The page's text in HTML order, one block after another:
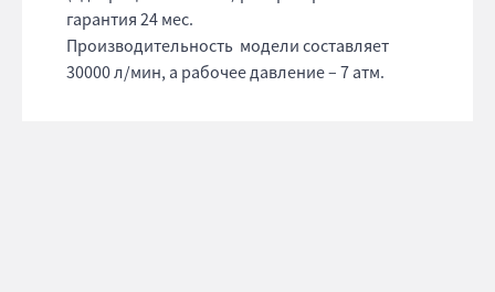
гарантия 24 мес.
Производительность модели составляет
30000 л/мин, а рабочее давление – 7 атм.